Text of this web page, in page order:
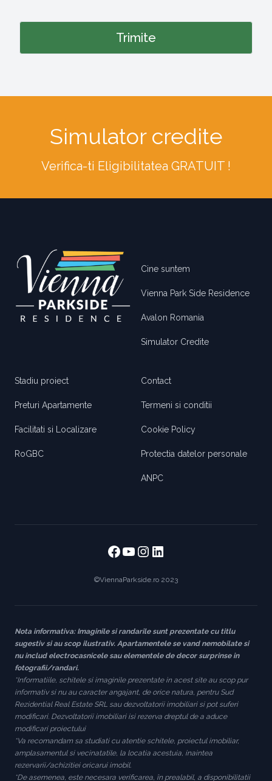
Simulator credite
Verifica-ti Eligibilitatea GRATUIT !
Cine suntem
Vienna Park Side Residence
Avalon Romania
Simulator Credite
Stadiu proiect
Preturi Apartamente
Facilitati si Localizare
RoGBC
Contact
Termeni si conditii
Cookie Policy
Protectia datelor personale
ANPC
Facebook
https://
https://
https://
©ViennaParkside.ro 2023
Nota informativa: Imaginile si randarile sunt prezentate cu titlu
sugestiv si au scop ilustrativ. Apartamentele se vand nemobilate si
nu includ electrocasnicele sau elementele de decor surprinse in
fotografii/randari.
*Informatiile, schitele si imaginile prezentate in acest site au scop pur
informativ si nu au caracter angajant, de orice natura, pentru Sud
Rezidential Real Estate SRL sau dezvoltatorii imobiliari si pot suferi
modificari. Dezvoltatorii imobiliari isi rezerva dreptul de a aduce
modificari proiectului
*Va recomandam sa studiati cu atentie schitele, proiectul imobiliar,
amplasamentul si vecinatatile, la locatia acestuia, inaintea
rezervarii/achizitiei oricarui imobil.
*De asemenea, este necesara verificarea, în prealabil, a disponibilitatii